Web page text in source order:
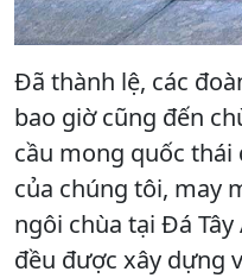
Đã thành lệ, các
bao giờ cũng đến
cầu mong quốc thái
của chúng tôi, may
ngôi chùa tại Đá Tây
đều được xây dựng